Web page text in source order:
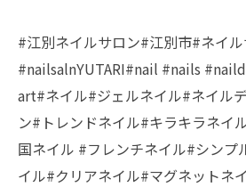
#江別ネイルサロン#江別市#ネイ
#nailsalnYUTARI#nail #nails
art#ネイル#ジェルネイル#ネイル
ン#トレンドネイル#キラキラネイ
国ネイル #フレンチネイル#シンプ
イル#クリアネイル#マグネットネ